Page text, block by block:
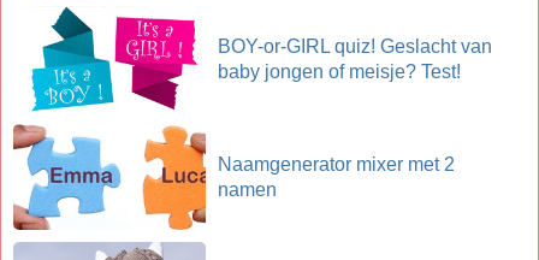
BOY-or-GIRL quiz! Geslacht van
baby jongen of meisje? Test!
Naamgenerator mixer met 2
namen